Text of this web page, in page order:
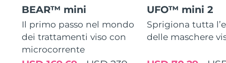
BEAR™ mini
Il primo passo nel mondo
dei trattamenti viso con
microcorrente
UFO™ mini 2
Sprigiona tutta
delle maschere